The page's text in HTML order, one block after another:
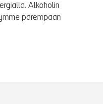
Alkoholin
parempaan